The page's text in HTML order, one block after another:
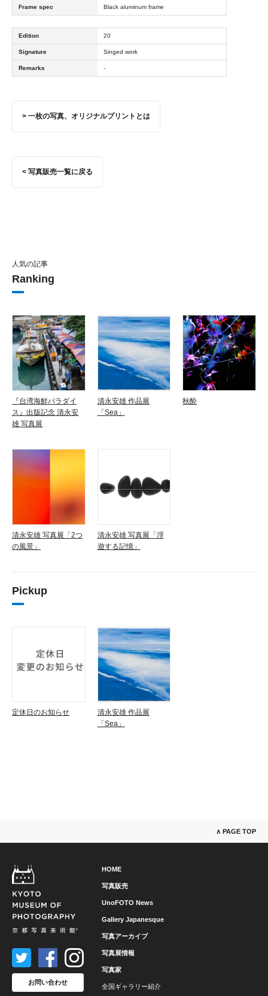
Frame spec Black aluminum frame
Edition 20
Signature Singed work
Remarks -
> 一枚の写真、オリジナルプリントとは
< 写真販売一覧に戻る
人気の記事
Ranking
『台湾海鮮パラダイ
ス』出版記念 清永安
雄 写真展
清永安雄 作品展
「Sea」
秋酔
清永安雄 写真展「2つ
の風景」
清永安雄 写真展「浮
遊する記憶」
Pickup
定休日のお知らせ
清永安雄 作品展
「Sea」
∧ PAGE TOP
HOME
写真販売
UnoFOTO News
Gallery Japanesque
写真アーカイブ
写真展情報
写真家
全国ギャラリー紹介
お問い合わせ